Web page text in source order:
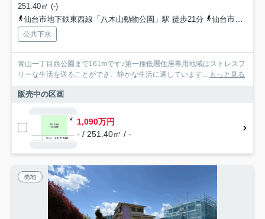
251.40㎡ (-)
仙台市地下鉄東西線「八木山動物公園」駅 徒歩21分
仙台市地下鉄東西線「大町西公園」駅 徒歩47分
公共下水
青山一丁目西公園まで161mです♪第一種低層住居専用地域はストレスフ
リーな生活を送ることができ、静かな生活に適しています...
もっと見る
販売中の区画
1,090万円
- / 251.40㎡ / -
売地